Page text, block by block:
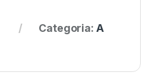
Categoria: A